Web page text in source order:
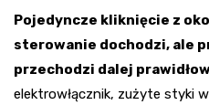
Pojedyncze kliknięcie z
sterowanie dochodzi, ale
przechodzi dalej
elektrowłącznik, zużyte styki